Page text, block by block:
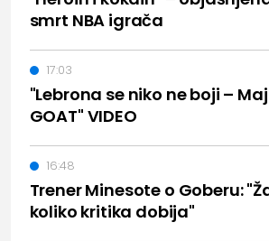
smrt NBA igrača
"Lebrona se niko ne boji –
GOAT" VIDEO
17:03
Trener Minesote o Goberu:
koliko kritika dobija"
16:48